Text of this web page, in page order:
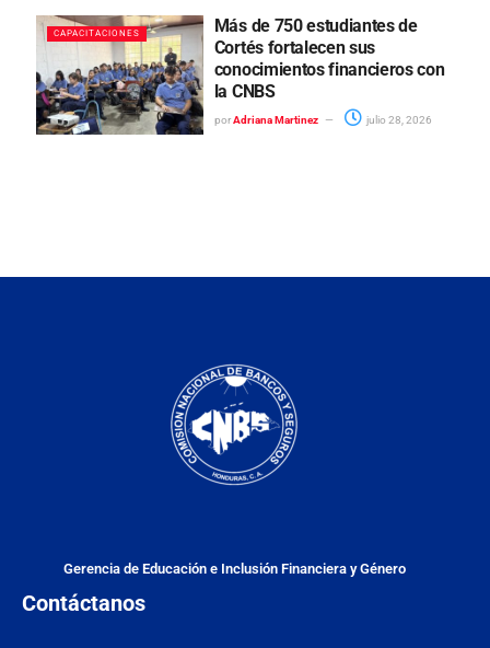
CAPACITACIONES
Más de 750 estudiantes de
Cortés fortalecen sus
conocimientos financieros con
la CNBS
por Adriana Martinez julio 28, 2026
Gerencia de Educación e Inclusión Financiera y Género
Contáctanos